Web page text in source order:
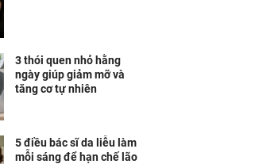
3 thói quen nhỏ hằng
ngày giúp giảm mỡ và
tăng cơ tự nhiên
5 điều bác sĩ da liễu làm
mỗi sáng để hạn chế lão